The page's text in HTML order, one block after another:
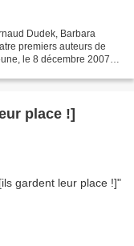
Dudek, Barbara
premiers auteurs de
le 8 décembre 2007 [à
place !]